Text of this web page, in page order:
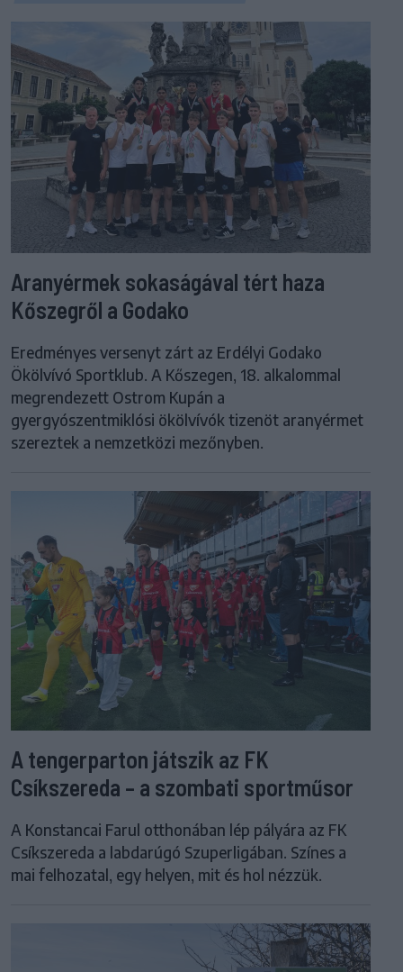
Aranyérmek sokaságával tért haza
Kőszegről a Godako
Eredményes versenyt zárt az Erdélyi Godako
Ökölvívó Sportklub. A Kőszegen, 18. alkalommal
megrendezett Ostrom Kupán a
gyergyószentmiklósi ökölvívók tizenöt aranyérmet
szereztek a nemzetközi mezőnyben.
A tengerparton játszik az FK
Csíkszereda – a szombati sportműsor
A Konstancai Farul otthonában lép pályára az FK
Csíkszereda a labdarúgó Szuperligában. Színes a
mai felhozatal, egy helyen, mit és hol nézzük.